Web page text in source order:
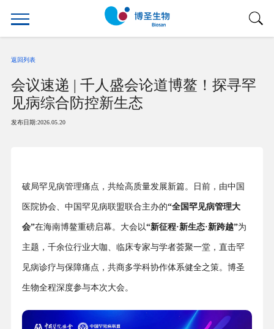
返回列表
会议速递 | 千人盛会论道博鳌！探寻罕
见病综合防控新生态
发布日期:2026.05.20
破局罕见病管理痛点，共绘高质量发展新篇。日前，由中国
医院协会、中国罕见病联盟联合主办的“全国罕见病管理大
会”在海南博鳌重磅启幕。大会以“新征程·新生态·新跨越”为
主题，千余位行业大咖、临床专家与学者荟聚一堂，直击罕
见病诊疗与保障痛点，共商多学科协作体系健全之策。博圣
生物全程深度参与本次大会。